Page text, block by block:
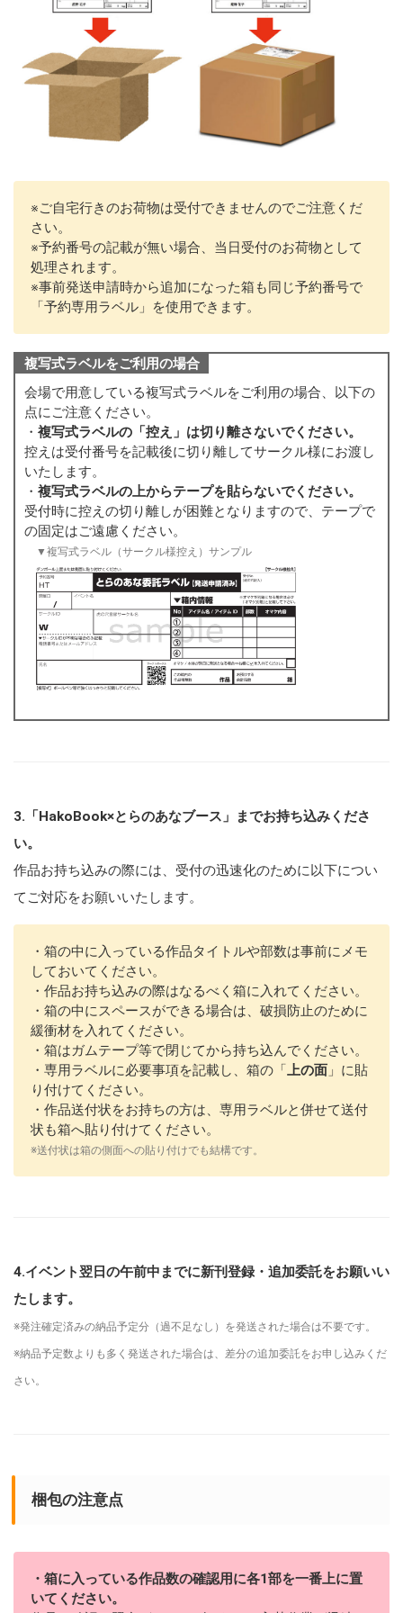
※ご自宅行きのお荷物は受付できませんのでご注意くだ
さい。
※予約番号の記載が無い場合、当日受付のお荷物として
処理されます。
※事前発送申請時から追加になった箱も同じ予約番号で
「予約専用ラベル」を使用できます。
複写式ラベルをご利用の場合
会場で用意している複写式ラベルをご利用の場合、以下の
点にご注意ください。
・ 複写式ラベルの「控え」は切り離さないでください。
控えは受付番号を記載後に切り離してサークル様にお渡し
いたします。
・ 複写式ラベルの上からテープを貼らないでください。
受付時に控えの切り離しが困難となりますので、テープで
の固定はご遠慮ください。
▼複写式ラベル（サークル様控え）サンプル
3.「HakoBook×とらのあなブース」までお持ち込みくださ
い。
作品お持ち込みの際には、受付の迅速化のために以下につい
てご対応をお願いいたします。
・箱の中に入っている作品タイトルや部数は事前にメモ
しておいてください。
・作品お持ち込みの際はなるべく箱に入れてください。
・箱の中にスペースができる場合は、破損防止のために
緩衝材を入れてください。
・箱はガムテープ等で閉じてから持ち込んでください。
・専用ラベルに必要事項を記載し、箱の「 上の面 」に貼
り付けてください。
・作品送付状をお持ちの方は、専用ラベルと併せて送付
状も箱へ貼り付けてください。
※送付状は箱の側面への貼り付けでも結構です。
4.イベント翌日の午前中までに新刊登録・追加委託をお願いい
たします。
※発注確定済みの納品予定分（過不足なし）を発送された場合は不要です。
※納品予定数よりも多く発送された場合は、差分の追加委託をお申し込みくだ
さい。
梱包の注意点
・箱に入っている作品数の確認用に各1部を一番上に置
いてください。